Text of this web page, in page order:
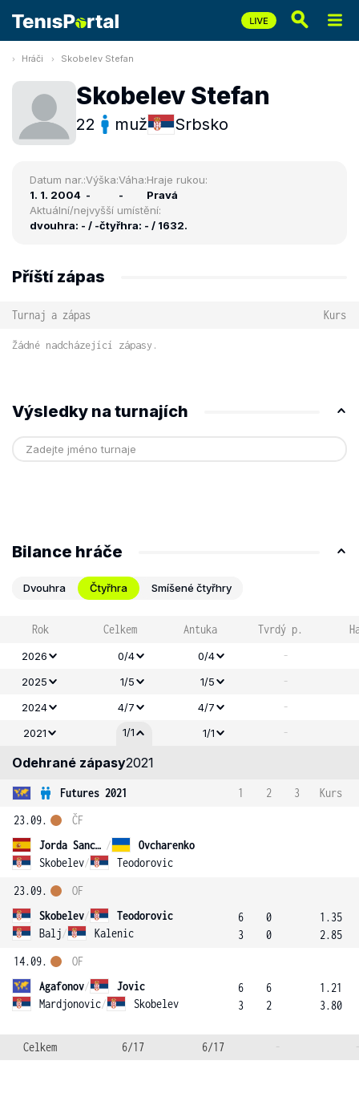
Hráči Skobelev Stefan
Skobelev Stefan
22 muž Srbsko
Datum nar.:
1. 1. 2004
Výška:
-
Váha:
-
Hraje rukou:
Pravá
Aktuální/nejvyšší umístění:
dvouhra: - / -čtyřhra: - / 1632.
Příští zápas
Turnaj a zápas Kurs
Žádné nadcházející zápasy.
Výsledky na turnajích
Bilance hráče
Dvouhra Čtyřhra Smíšené čtyřhry
Rok Celkem Antuka Tvrdý p.
2026 0/4 0/4 -
2025 1/5 1/5 -
2024 4/7 4/7 -
2021 1/1 1/1 -
Odehrané zápasy2021
Futures 2021 1 2 3
Kurs
23.09.
Jorda Sanchis /
Ovcharenko
Skobelev/ Teodorovic
ČF
23.09.
Skobelev/
Teodorovic
Balj/ Kalenic
OF
6
3
0
0
1.35
2.85
14.09.
Agafonov/
Jovic
Mardjonovic/ Skobelev
OF
6
3
6
2
1.21
3.80
Celkem 6/17 6/17 -